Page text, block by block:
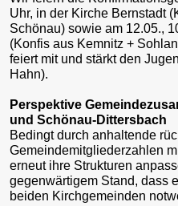
Uhr, in der Kirche Bernstadt
Schönau) sowie am 12.05.,
(Konfis aus Kemnitz +
feiert mit und stärkt den
Hahn).
Perspektive
und Schönau-Dittersbach
Bedingt durch anhaltende
Gemeindemitgliederzahlen
erneut ihre Strukturen
gegenwärtigem Stand, dass
beiden Kirchgemeinden